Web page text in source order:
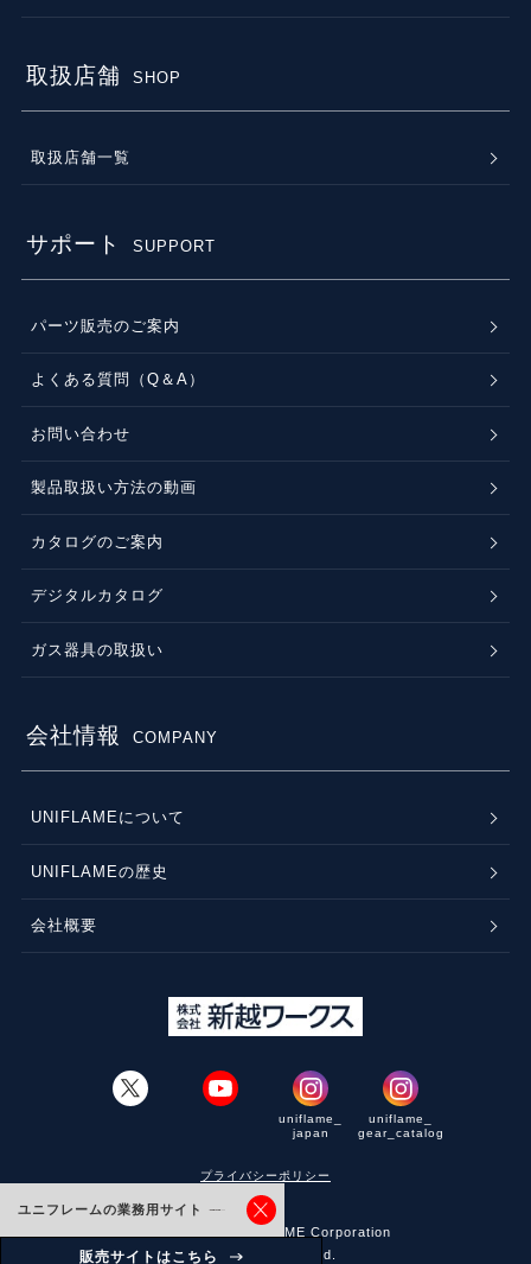
ユニフレームの業務用サイト
販売サイトはこちら
取扱店舗 SHOP
取扱店舗一覧
サポート SUPPORT
パーツ販売のご案内
よくある質問（Q＆A）
お問い合わせ
製品取扱い方法の動画
カタログのご案内
デジタルカタログ
ガス器具の取扱い
会社情報 COMPANY
UNIFLAMEについて
UNIFLAMEの歴史
会社概要
uniflame_
japan
uniflame_
gear_catalog
プライバシーポリシー
© Copyright, UNIFLAME Corporation
All Rights Reserved.